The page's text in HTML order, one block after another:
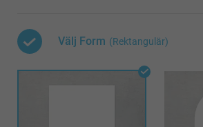
Välj Form (Rektangulär)